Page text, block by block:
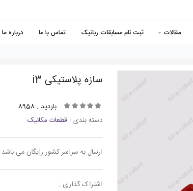
مقالات ثبت نام مسابقات رباتیک تماس با ما
درباره ما
سازه پلاستیکی i3
بازدید : 8958
دسته بندی : قطعات مکانیک
ارسال به سراسر کشور رایگان می باشد.
اشتراک گذاری :